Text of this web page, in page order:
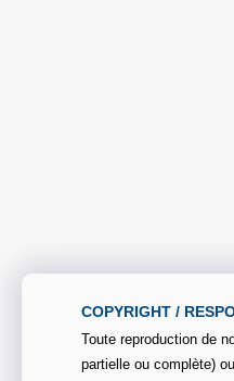
COPYRIGHT /
Toute reproduction de
partielle ou complète)